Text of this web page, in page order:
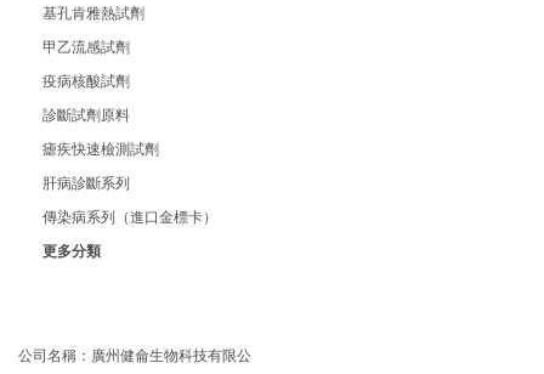
基孔肯雅熱試劑
甲乙流感試劑
疫病核酸試劑
診斷試劑原料
瘧疾快速檢測試劑
肝病診斷系列
傳染病系列（進口金標卡）
更多分類
公司名稱：廣州健侖生物科技有限公